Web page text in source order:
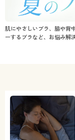
肌にやさしいブラ、脇や背
ーするブラなど、お悩み解